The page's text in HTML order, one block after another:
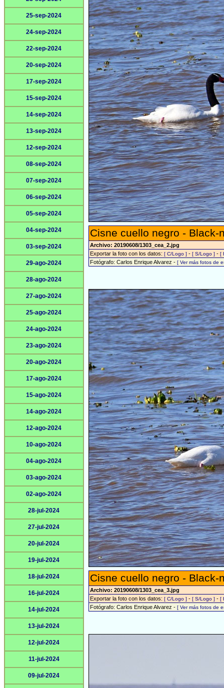
25-sep-2024
24-sep-2024
22-sep-2024
20-sep-2024
17-sep-2024
15-sep-2024
14-sep-2024
13-sep-2024
12-sep-2024
08-sep-2024
07-sep-2024
06-sep-2024
05-sep-2024
04-sep-2024
03-sep-2024
29-ago-2024
28-ago-2024
27-ago-2024
25-ago-2024
24-ago-2024
23-ago-2024
20-ago-2024
17-ago-2024
15-ago-2024
14-ago-2024
12-ago-2024
10-ago-2024
04-ago-2024
03-ago-2024
02-ago-2024
28-jul-2024
27-jul-2024
20-jul-2024
19-jul-2024
18-jul-2024
16-jul-2024
14-jul-2024
13-jul-2024
12-jul-2024
11-jul-2024
09-jul-2024
Cisne cuello negro -
Archivo: 20190608/1303_cea_2.jpg
Exportar la foto con los datos: [ C/Logo ] - [ S/Logo ] - [
Fotógrafo: Carlos Enrique Alvarez - [ Ver más fotos de
Cisne cuello negro -
Archivo: 20190608/1303_cea_3.jpg
Exportar la foto con los datos: [ C/Logo ] - [ S/Logo ] - [
Fotógrafo: Carlos Enrique Alvarez - [ Ver más fotos de